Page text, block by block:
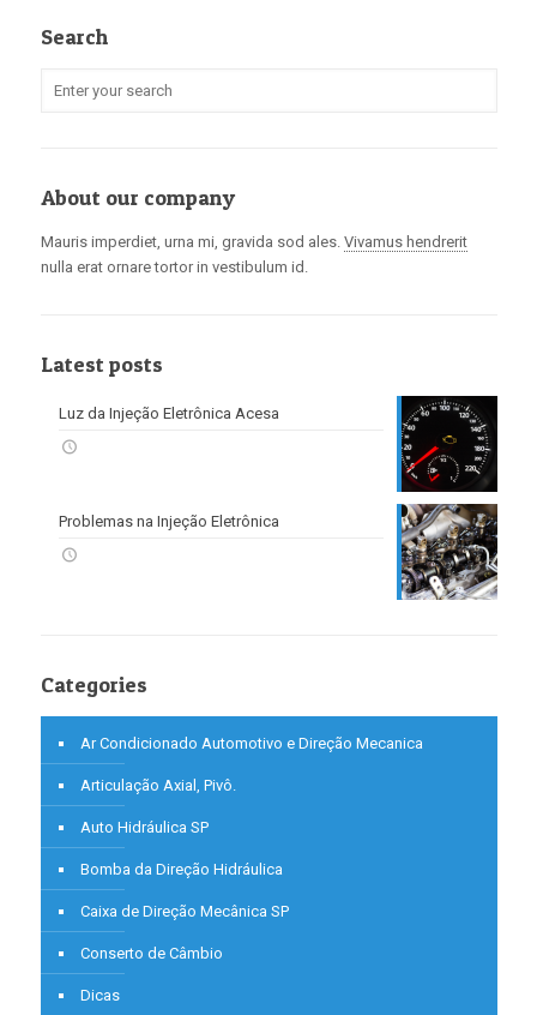
Search
About our company
Mauris imperdiet, urna mi, gravida sod ales. Vivamus hendrerit
nulla erat ornare tortor in vestibulum id.
Latest posts
Luz da Injeção Eletrônica Acesa
Problemas na Injeção Eletrônica
Categories
Ar Condicionado Automotivo e Direção Mecanica
Articulação Axial, Pivô.
Auto Hidráulica SP
Bomba da Direção Hidráulica
Caixa de Direção Mecânica SP
Conserto de Câmbio
Dicas